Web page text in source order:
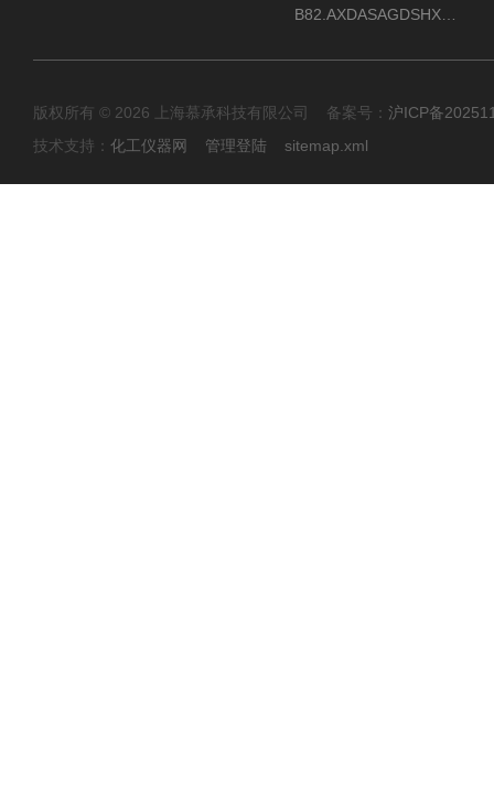
版权所有 © 2026 上海慕承科技有限公司 备案号： 沪ICP备
技术支持： 化工仪器网 管理登陆 sitemap.xml